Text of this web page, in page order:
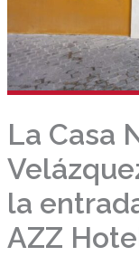
La Casa
la
AZZ